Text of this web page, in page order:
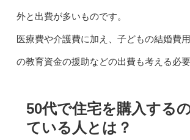
外と出費が多いものです。
医療費や介護費に加え、子どもの結婚費
の教育資金の援助などの出費も考える必要
50代で住宅を購入する
ている人とは？